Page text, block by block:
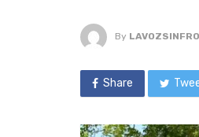
By
Share